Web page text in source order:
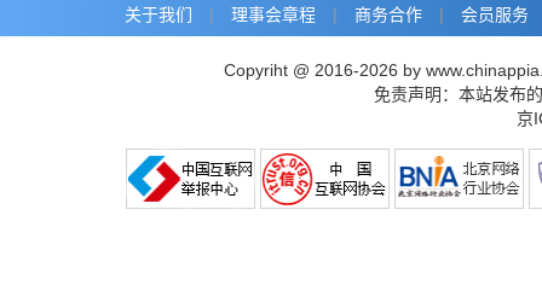
关于我们 | 理事会章程 | 商务合作 | 会员服务
Copyriht @ 2016-2026 by
免责声明：本站发布
京